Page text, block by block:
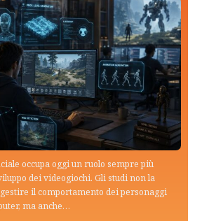
occupa oggi un ruolo sempre più
dei videogiochi. Gli studi non la
il comportamento dei personaggi
ma anche…